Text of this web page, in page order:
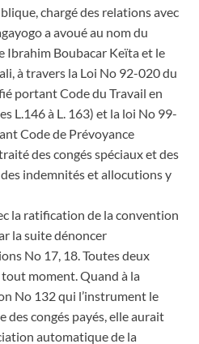
chargé des relations avec
a avoué au nom du
Ibrahim Boubacar Keïta et le
à travers la Loi No 92-020 du
portant Code du Travail en
L.146 à L. 163) et la loi No 99-
Code de Prévoyance
des congés spéciaux et des
indemnités et allocutions y
la ratification de la convention
la suite dénoncer
No 17, 18. Toutes deux
moment. Quand à la
No 132 qui l’instrument le
des congés payés, elle aurait
automatique de la